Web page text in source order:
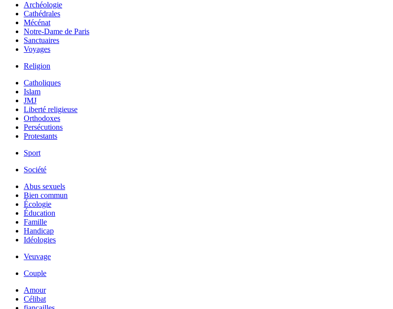
Archéologie
Cathédrales
Mécénat
Notre-Dame de Paris
Sanctuaires
Voyages
Religion
Catholiques
Islam
JMJ
Liberté religieuse
Orthodoxes
Persécutions
Protestants
Sport
Société
Abus sexuels
Bien commun
Écologie
Éducation
Famille
Handicap
Idéologies
Veuvage
Couple
Amour
Célibat